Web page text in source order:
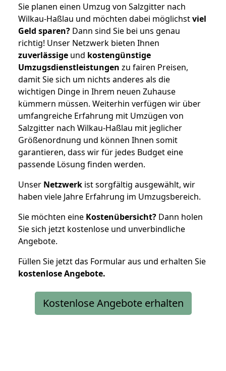
Sie planen einen Umzug von Salzgitter nach
Wilkau-Haßlau und möchten dabei möglichstviel
Geld sparen? Dann sind Sie bei uns genau
richtig! Unser Netzwerk bieten Ihnen
zuverlässige und kostengünstige
Umzugsdienstleistungen zu fairen Preisen,
damit Sie sich um nichts anderes als die
wichtigen Dinge in Ihrem neuen Zuhause
kümmern müssen. Weiterhin verfügen wir über
umfangreiche Erfahrung mit Umzügen von
Salzgitter nach Wilkau-Haßlau mit jeglicher
Größenordnung und können Ihnen somit
garantieren, dass wir für jedes Budget eine
passende Lösung finden werden.
Unser Netzwerk ist sorgfältig ausgewählt, wir
haben viele Jahre Erfahrung im Umzugsbereich.
Sie möchten eine Kostenübersicht? Dann holen
Sie sich jetzt kostenlose und unverbindliche
Angebote.
Füllen Sie jetzt das Formular aus und erhalten Sie
kostenloseAngebote.
Kostenlose Angebote erhalten